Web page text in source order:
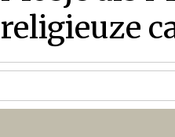
religieuze